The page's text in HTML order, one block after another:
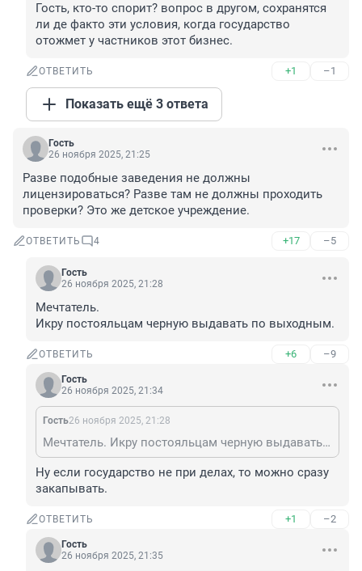
Гость, кто-то спорит? вопрос в другом, сохранятся
ли де факто эти условия, когда государство
отожмет у частников этот бизнес.
ОТВЕТИТЬ +1 –1
Показать ещё 3 ответа
Гость
26 ноября 2025, 21:25
Разве подобные заведения не должны
лицензироваться? Разве там не должны проходить
проверки? Это же детское учреждение.
ОТВЕТИТЬ 4 +17 –5
Гость
26 ноября 2025, 21:28
Мечтатель.
Икру постояльцам черную выдавать по выходным.
ОТВЕТИТЬ +6 –9
Гость
26 ноября 2025, 21:34
Гость26 ноября 2025, 21:28
Мечтатель. Икру постояльцам черную выдавать по выходным.
Ну если государство не при делах, то можно сразу
закапывать.
ОТВЕТИТЬ +1 –2
Гость
26 ноября 2025, 21:35